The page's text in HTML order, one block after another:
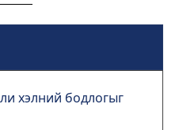
хэлний бодлогыг